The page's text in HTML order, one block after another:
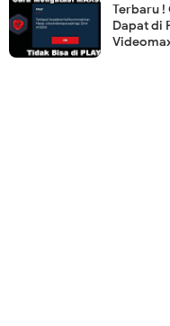
Terbaru !
Dapat di